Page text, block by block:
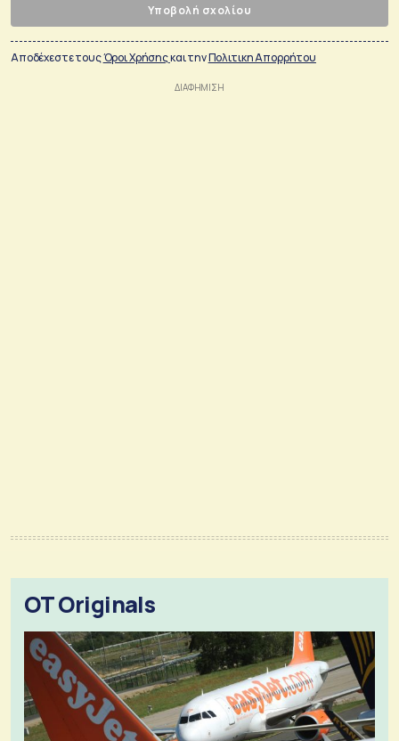
Υποβολή σχολίου
Αποδέχεστε τουςΌροι Χρήσηςκαι τηνΠολιτικη Απορρήτου
OT Originals